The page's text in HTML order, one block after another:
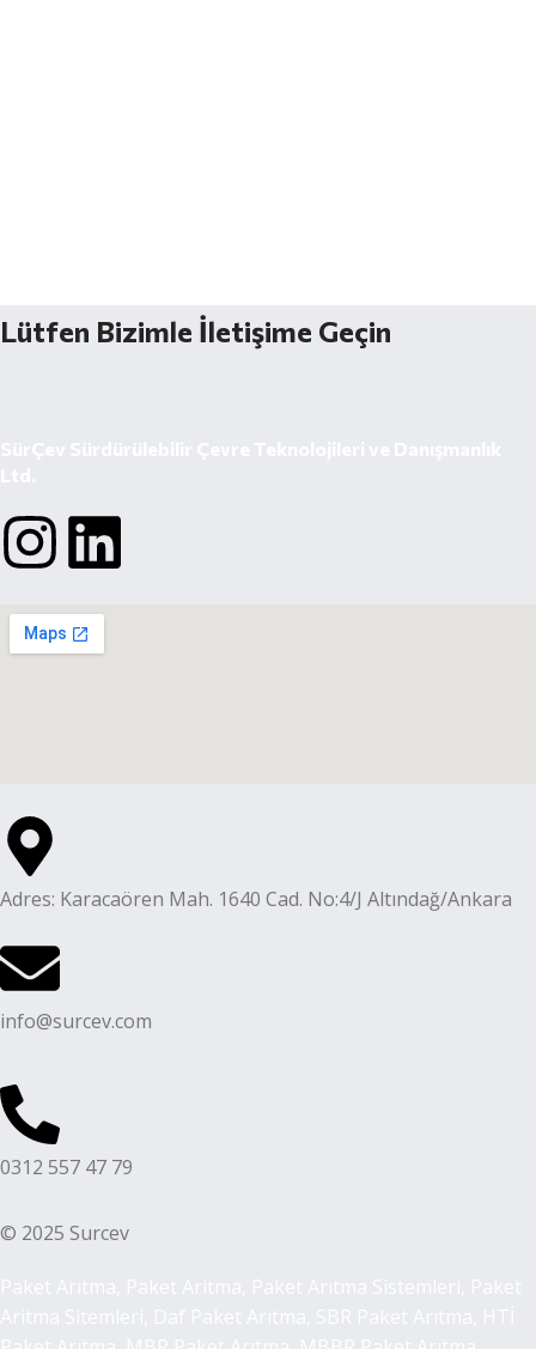
Lütfen Bizimle İletişime Geçin
Adres: Karacaören Mah. 1640 Cad. No:4/J Altındağ/Ankara
info@surcev.com
0312 557 47 79
© 2025 Surcev